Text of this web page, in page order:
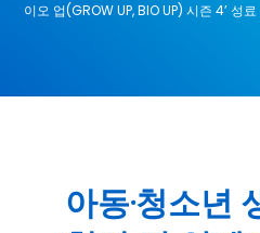
이오 업(GROW UP, BIO UP) 시즌 4’ 성료
아동·청소년